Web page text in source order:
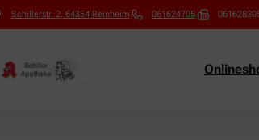
Schillerstr. 2, 64354 Reinheim 061624705